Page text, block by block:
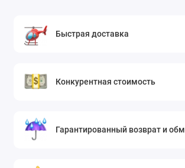
Быстрая доставка
Конкурентная стоимость
Гарантированный возврат и